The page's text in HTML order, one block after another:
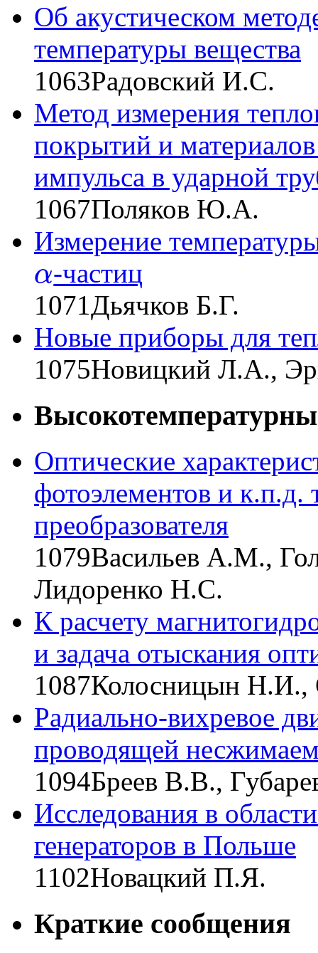
Об акустическом
температуры вещества
1063Радовский И.С.
Метод измерения
покрытий и
импульса в ударной
1067Поляков Ю.А.
Измерение
α
α
-частиц
1071Дьячков Б.Г.
Новые приборы для
1075Новицкий Л.А.,
Оптические
фотоэлементов и к.п.д.
преобразователя
1079Васильев А.М.,
Лидоренко Н.С.
К расчету
и задача отыскания
1087Колосницын Н.И.,
Радиально-вихревое
проводящей
1094Бреев В.В.,
Исследования в
генераторов в Польше
1102Новацкий П.Я.
Краткие сообщения